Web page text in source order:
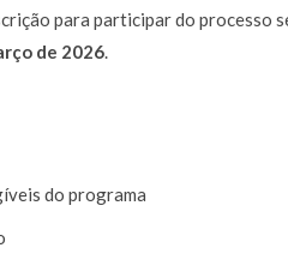
para participar do processo
de 2026.
do programa